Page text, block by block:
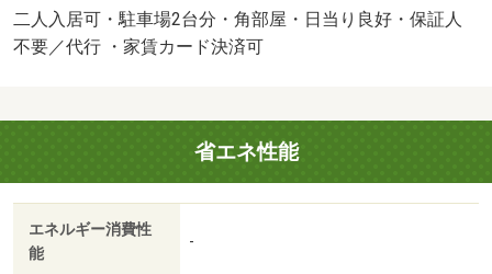
納手数料１７０円／月 保証会社：ハウスリーブ株式会社
／バストイレ別／エアコン／フローリング／シャワー付洗
洗浄便座／脱衣所／洗面所独立／洗面化粧台／駐輪場／敷
金不要／対面式キッチン／全居室収納／ウォークインクロ
ゼット／保証人不要／駐車２台可／二人入居相談／バイク
置場／全居室フローリング／玄関ホール／エアコン２台／
駅まで平坦／浄水器／エアコン全室／床下収納／２×４工
法／２４時間換気システム／複層ガラス／平坦地／サンル
二人入居可・駐車場2台分・角部屋・日当り良好・保証人
不要／代行 ・家賃カード決済可
省エネ性能
エネルギー消費性
能
-